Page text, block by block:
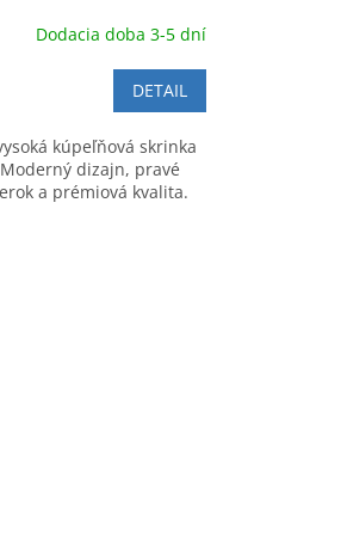
Dodacia doba 3-5 dní
DETAIL
kúpeľňová skrinka
dizajn, pravé
a prémiová kvalita.